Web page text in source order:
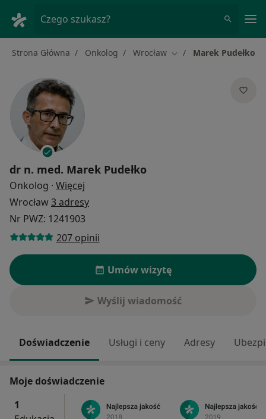
Czego szukasz?
Strona Główna Onkolog Wrocław Zmień miasto
Marek Pudełko
dr n. med. Marek Pudełko
Onkolog · Więcej
Wrocław3 adresy
Nr PWZ: 1241903
207 opinii
Umów wizytę
Wyślij wiadomość
Doświadczenie Usługi i ceny Adresy
Moje doświadczenie
1